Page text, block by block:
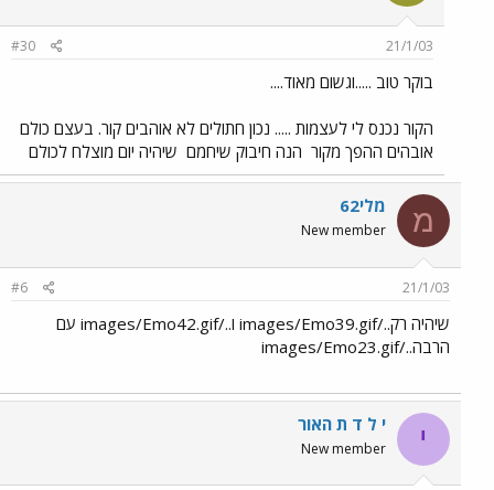
21/1/03
#30
בוקר טוב .....וגשום מאוד....
הקור נכנס לי לעצמות ..... נכון חתולים לא אוהבים קור. בעצם כולם
אובהים ההפך מקור הנה חיבוק שיחמם שיהיה יום מוצלח לכולם
מ מלי62
New member
21/1/03
#6
שיהיה רק../images/Emo39.gif ו../images/Emo42.gif עם
הרבה../images/Emo23.gif
י י ל ד ת האור
New member